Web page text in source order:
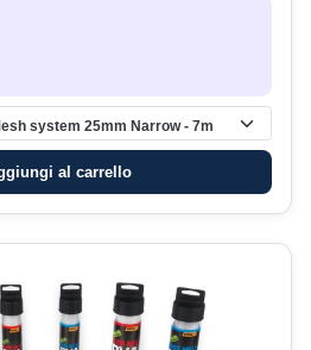
system 25mm Narrow - 7m
al carrello